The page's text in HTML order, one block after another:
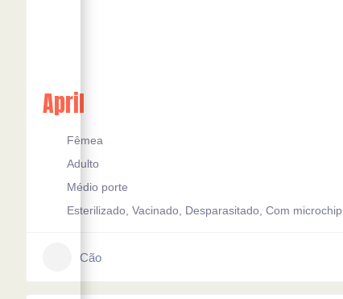
April
Fêmea
Adulto
Médio porte
Esterilizado, Vacinado, Desparasitado, Com microchip
Cão